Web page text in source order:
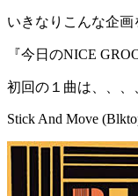
いきなりこんな企
『今日のNICE
初回の１曲は、、、
Stick And Move